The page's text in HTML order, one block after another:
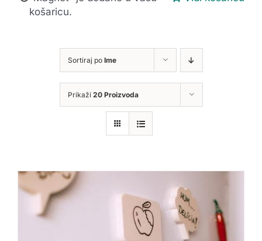
košaricu.
Sortiraj po Ime
Prikaži 20 Proizvoda